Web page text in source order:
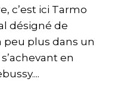
c’est ici Tarmo
désigné de
peu plus dans un
en